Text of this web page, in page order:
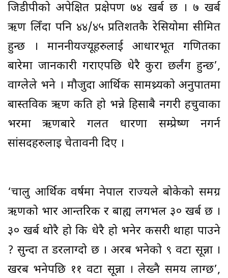
जिडीपीको अपेक्षित प्रक्षेपण ७४ खर्ब छ । ७ खर्ब
ऋण लिँदा पनि ४४/४५ प्रतिशतकै रेसियोमा सीमित
हुन्छ । माननीयज्यूहरुलाई आधारभूत गणितका
बारेमा जानकारी गराएपछि धेरै कुरा छर्लंग हुन्छ’,
वाग्लेले भने । मौजुदा आर्थिक सामथ्र्यको अनुपातमा
बास्तविक ऋण कति हो भन्ने हिसाबै नगरी हचुवाका
भरमा ऋणबारे गलत धारणा सम्प्रेष्ण नगर्न
सांसदहरुलाइ चेतावनी दिए ।
‘चालु आर्थिक वर्षमा नेपाल राज्यले बोकेको समग्र
ऋणको भार आन्तरिक र बाह्य लगभल ३० खर्ब छ ।
३० खर्ब थोरै हो कि धेरै हो भनेर कसरी थाहा पाउने
? सुन्दा त डरलाग्दो छ । अरब भनेको ९ वटा सून्ना ।
खरब भनेपछि ११ वटा सून्ना । लेख्नै समय लाग्छ’,